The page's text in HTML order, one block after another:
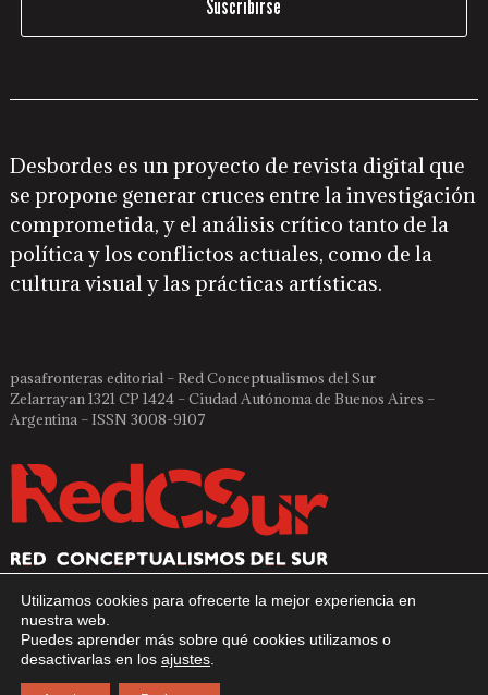
Desbordes es un proyecto de revista digital que
se propone generar cruces entre la investigación
comprometida, y el análisis crítico tanto de la
política y los conflictos actuales, como de la
cultura visual y las prácticas artísticas.
pasafronteras editorial – Red Conceptualismos del Sur
Zelarrayan 1321 CP 1424 – Ciudad Autónoma de Buenos Aires –
Argentina – ISSN 3008-9107
Utilizamos cookies para ofrecerte la mejor experiencia en
nuestra web.
Puedes aprender más sobre qué cookies utilizamos o
desactivarlas en los ajustes